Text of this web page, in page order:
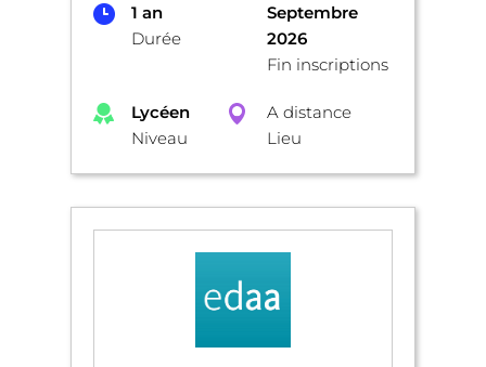
1 an
Durée
Septembre
2026
Fin inscriptions
Lycéen
Niveau
A distance
Lieu